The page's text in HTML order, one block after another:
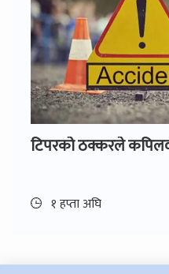
टिपरको ठक्करले
१ हप्ता अघि